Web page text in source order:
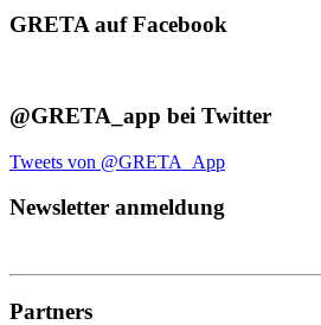
GRETA auf Facebook
@GRETA_app bei Twitter
Tweets von @GRETA_App
Newsletter anmeldung
Partners